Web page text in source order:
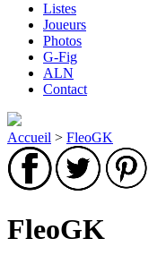
Listes
Joueurs
Photos
G-Fig
ALN
Contact
Accueil > FleoGK
FleoGK